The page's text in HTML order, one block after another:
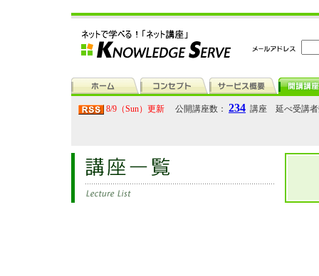
8/9（Sun）更新 公開講座数： 234 講座 延べ受講